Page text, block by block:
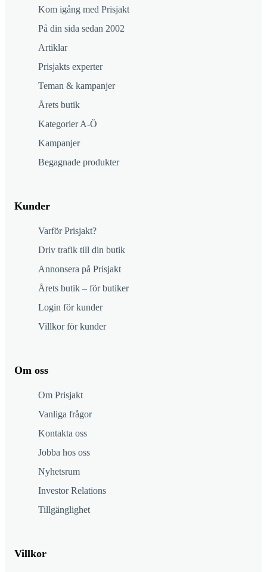
Kom igång med Prisjakt
På din sida sedan 2002
Artiklar
Prisjakts experter
Teman & kampanjer
Årets butik
Kategorier A-Ö
Kampanjer
Begagnade produkter
Kunder
Varför Prisjakt?
Driv trafik till din butik
Annonsera på Prisjakt
Årets butik – för butiker
Login för kunder
Villkor för kunder
Om oss
Om Prisjakt
Vanliga frågor
Kontakta oss
Jobba hos oss
Nyhetsrum
Investor Relations
Tillgänglighet
Villkor